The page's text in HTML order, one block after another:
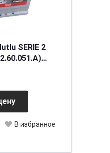
SERIE 2
В избранное